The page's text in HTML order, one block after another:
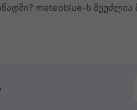
meteoblue-ს შეუძლია